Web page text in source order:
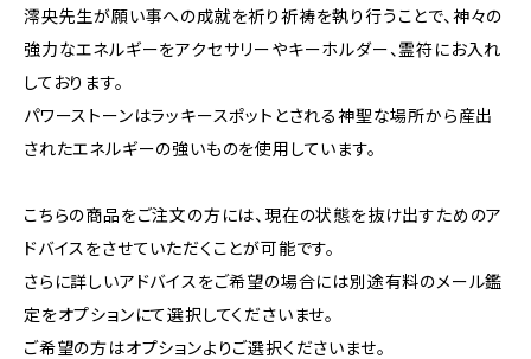
澪央先生が願い事への成就を祈り祈祷を執り行うことで、神々の
強力なエネルギーをアクセサリーやキーホルダー、霊符にお入れ
しております。
パワーストーンはラッキースポットとされる神聖な場所から産出
されたエネルギーの強いものを使用しています。
こちらの商品をご注文の方には、現在の状態を抜け出すためのア
ドバイスをさせていただくことが可能です。
さらに詳しいアドバイスをご希望の場合には別途有料のメール鑑
定をオプションにて選択してくださいませ。
ご希望の方はオプションよりご選択くださいませ。